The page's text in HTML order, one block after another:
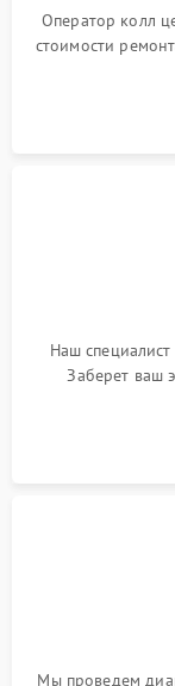
Оператор колл
стоимости
Наш
Заберет ваш
Мы проведем